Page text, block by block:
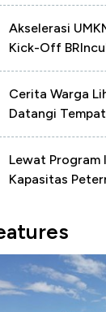
Akselerasi
Kick-Off
Cerita Warga
Datangi
Lewat Program
Kapasitas